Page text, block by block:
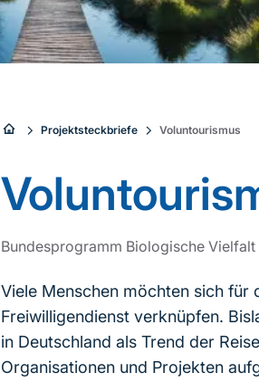
Sie
sind
hier:
Projektsteckbriefe Voluntourismus
Bundesprogramm Biologische Vielfalt
Viele Menschen möchten sich für
Freiwilligendienst verknüpfen.
in Deutschland als Trend der
Organisationen und Projekten